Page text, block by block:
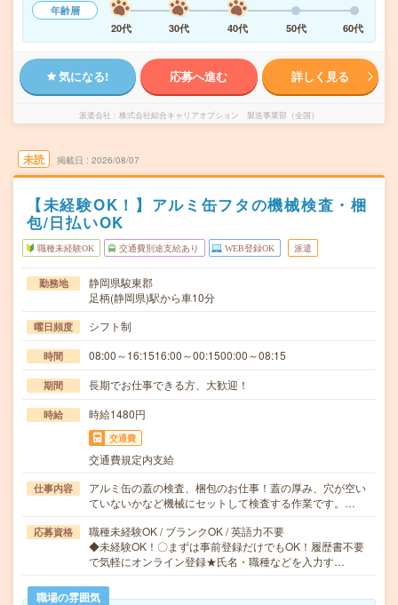
年齢層
20代
30代 40代 50代 60代
気になる! 応募へ進む 詳しく見る
派遣会社 株式会社綜合キャリアオプション 製造事業部（全国）
未読 掲載日 2026/08/07
【未経験OK！】アルミ缶フタの機械検査・梱
包/日払いOK
職種未経験OK 交通費別途支給あり WEB登録OK 派遣
勤務地
静岡県駿東郡
足柄(静岡県)駅から車10分
曜日頻度 シフト制
時間 08:00～16:1516:00～00:1500:00～08:15
期間 長期でお仕事できる方、大歓迎！
時給 時給1480円
交通費
交通費規定内支給
仕事内容
アルミ缶の蓋の検査、梱包のお仕事！蓋の厚み、穴が空い
ていないかなど機械にセットして検査する作業です。…
応募資格
職種未経験OK / ブランクOK / 英語力不要
◆未経験OK！〇まずは事前登録だけでもOK！履歴書不要
で気軽にオンライン登録★氏名・職種などを入力す…
職場の雰囲気